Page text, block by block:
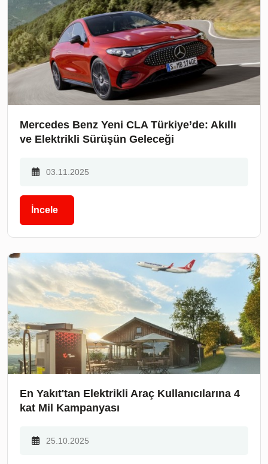
Mercedes Benz Yeni CLA Türkiye’de: Akıllı
ve Elektrikli Sürüşün Geleceği
03.11.2025
İncele
En Yakıt'tan Elektrikli Araç Kullanıcılarına 4
kat Mil Kampanyası
25.10.2025